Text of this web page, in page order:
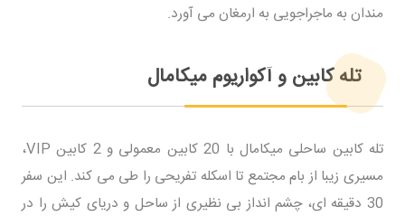
مندان به ماجراجویی به ارمغان می آورد.
تله کابین و آکواریوم میکامال
تله کابین ساحلی میکامال با 20 کابین معمولی و 2 کابین VIP،
مسیری زیبا از بام مجتمع تا اسکله تفریحی را طی می کند. این سفر
30 دقیقه ای، چشم انداز بی نظیری از ساحل و دریای کیش را در